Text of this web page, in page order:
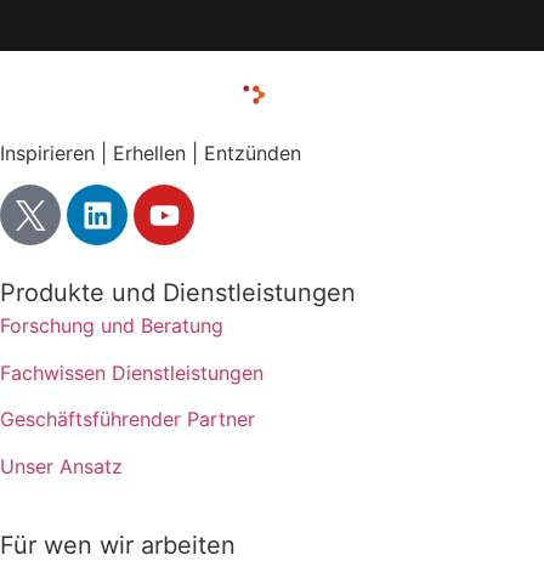
Inspirieren | Erhellen | Entzünden
Produkte und Dienstleistungen
Forschung und Beratung
Fachwissen Dienstleistungen
Geschäftsführender Partner
Unser Ansatz
Für wen wir arbeiten